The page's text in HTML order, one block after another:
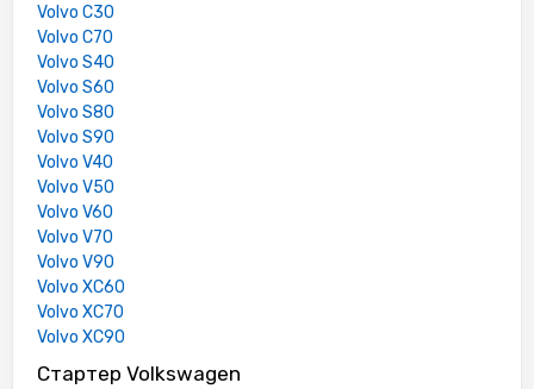
Volvo C30
Volvo C70
Volvo S40
Volvo S60
Volvo S80
Volvo S90
Volvo V40
Volvo V50
Volvo V60
Volvo V70
Volvo V90
Volvo XC60
Volvo XC70
Volvo XC90
Стартер Volkswagen